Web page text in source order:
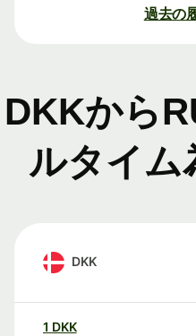
過去の
DKKから
ルタイム
DKK
1 DKK